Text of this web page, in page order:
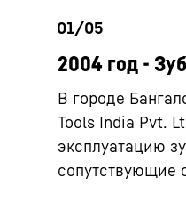
2004 год -
В городе
Tools India Pvt.
эксплуатацию
сопутствующие